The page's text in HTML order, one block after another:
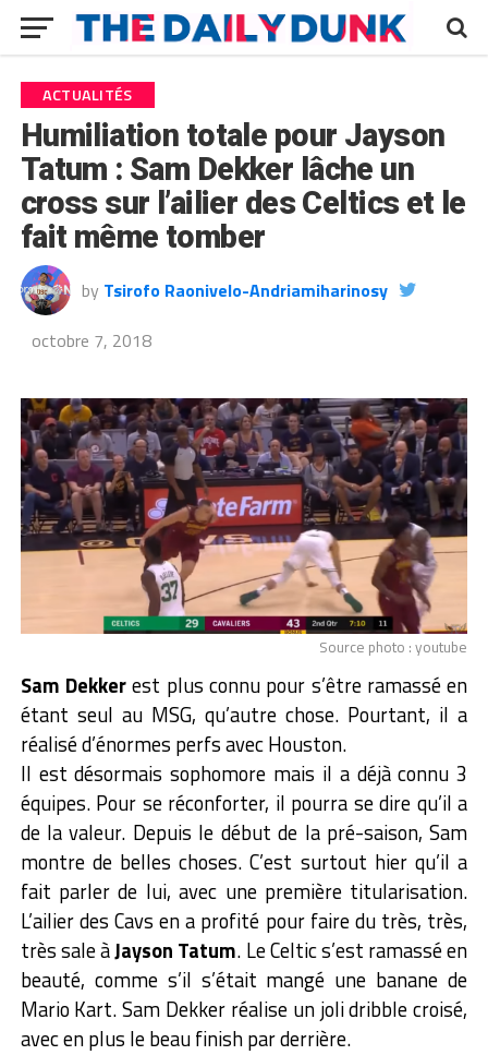
ACTUALITÉS
Humiliation totale pour Jayson
Tatum : Sam Dekker lâche un
cross sur l’ailier des Celtics et le
fait même tomber
by Tsirofo Raonivelo-Andriamiharinosy
octobre 7, 2018
Source photo : youtube
Sam Dekkerest plus connu pour s’être ramassé en
étant seul au MSG, qu’autre chose. Pourtant, il a
réalisé d’énormes perfs avec Houston.
Il est désormais sophomore mais il a déjà connu 3
équipes. Pour se réconforter, il pourra se dire qu’il a
de la valeur. Depuis le début de la pré-saison, Sam
montre de belles choses. C’est surtout hier qu’il a
fait parler de lui, avec une première titularisation.
L’ailier des Cavs en a profité pour faire du très, très,
très sale àJayson Tatum. Le Celtic s’est ramassé en
beauté, comme s’il s’était mangé une banane de
Mario Kart. Sam Dekker réalise un joli dribble croisé,
avec en plus le beau finish par derrière.